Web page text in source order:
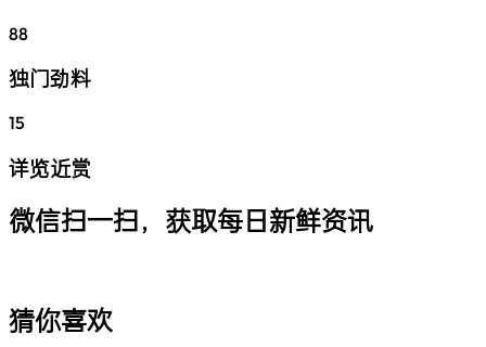
88
独门劲料
15
详览近赏
微信扫一扫，获取每日新鲜资讯
猜你喜欢